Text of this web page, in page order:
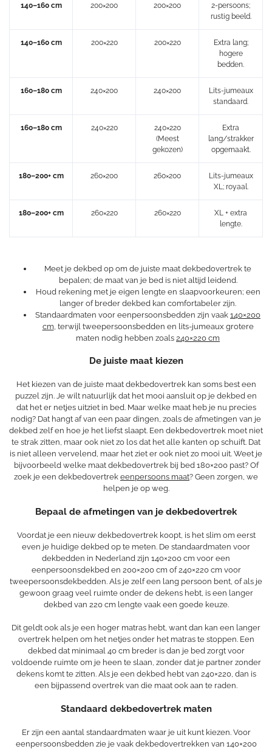
140–160 cm 200×200 200×200
2-persoons;
rustig beeld.
140–160 cm 200×220 200×220
Extra lang;
hogere
bedden.
160–180 cm 240×200 240×200
Lits-jumeaux
standaard.
160–180 cm 240×220
240×220
(Meest
gekozen)
Extra
lang/strakker
opgemaakt.
180–200+ cm 260×200 260×200
Lits-jumeaux
XL; royaal.
180–200+ cm 260×220 260×220
XL + extra
lengte.
Meet je dekbed op om de juiste maat dekbedovertrek te
bepalen; de maat van je bed is niet altijd leidend.
Houd rekening met je eigen lengte en slaapvoorkeuren; een
langer of breder dekbed kan comfortabeler zijn.
Standaardmaten voor eenpersoonsbedden zijn vaak 140×200
cm , terwijl tweepersoonsbedden en lits-jumeaux grotere
maten nodig hebben zoals 240×220 cm
De juiste maat kiezen
Het kiezen van de juiste maat dekbedovertrek kan soms best een
puzzel zijn. Je wilt natuurlijk dat het mooi aansluit op je dekbed en
dat het er netjes uitziet in bed. Maar welke maat heb je nu precies
nodig? Dat hangt af van een paar dingen, zoals de afmetingen van je
dekbed zelf en hoe je het liefst slaapt. Een dekbedovertrek moet niet
te strak zitten, maar ook niet zo los dat het alle kanten op schuift. Dat
is niet alleen vervelend, maar het ziet er ook niet zo mooi uit. Weet je
bijvoorbeeld welke maat dekbedovertrek bij bed 180×200 past? Of
zoek je een dekbedovertrek eenpersoons maat? Geen zorgen, we
helpen je op weg.
Bepaal de afmetingen van je dekbedovertrek
Voordat je een nieuw dekbedovertrek koopt, is het slim om eerst
even je huidige dekbed op te meten. De standaardmaten voor
dekbedden in Nederland zijn 140×200 cm voor een
eenpersoonsdekbed en 200×200 cm of 240×220 cm voor
tweepersoonsdekbedden. Als je zelf een lang persoon bent, of als je
gewoon graag veel ruimte onder de dekens hebt, is een langer
dekbed van 220 cm lengte vaak een goede keuze.
Dit geldt ook als je een hoger matras hebt, want dan kan een langer
overtrek helpen om het netjes onder het matras te stoppen. Een
dekbed dat minimaal 40 cm breder is dan je bed zorgt voor
voldoende ruimte om je heen te slaan, zonder dat je partner zonder
dekens komt te zitten. Als je een dekbed hebt van 240×220, dan is
een bijpassend overtrek van die maat ook aan te raden.
Standaard dekbedovertrek maten
Er zijn een aantal standaardmaten waar je uit kunt kiezen. Voor
eenpersoonsbedden zie je vaak dekbedovertrekken van 140×200